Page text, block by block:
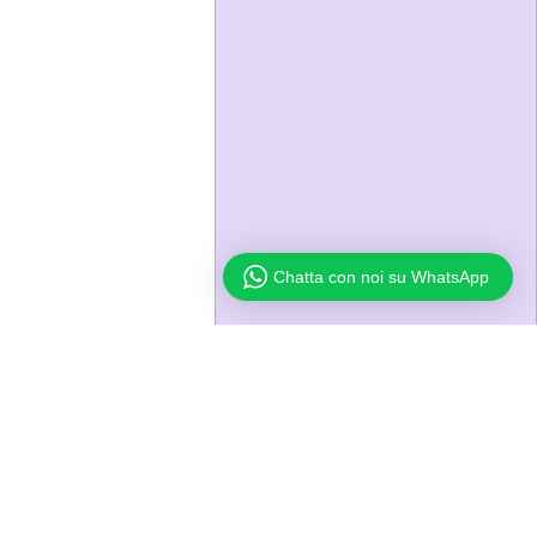
Chatta con noi su WhatsApp